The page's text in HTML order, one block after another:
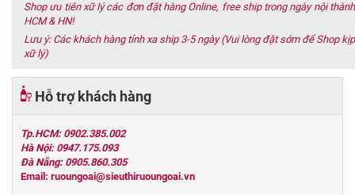
Shop ưu tiên xữ lý các đơn đặt hàng Online, free ship trong ngày nội thành
HCM & HN!
Lưu ý: Các khách hàng tỉnh xa ship 3-5 ngày (Vui lòng đặt sớm để Shop kịp
xữ lý)
Hỗ trợ khách hàng
Tp.HCM: 0902.385.002
Hà Nội: 0947.175.093
Đà Nẵng: 0905.860.305
Email: ruoungoai@sieuthiruoungoai.vn